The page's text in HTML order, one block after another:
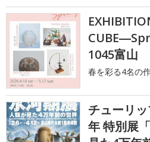
1045富山
春を彩る4名の
チューリ
年 特別展